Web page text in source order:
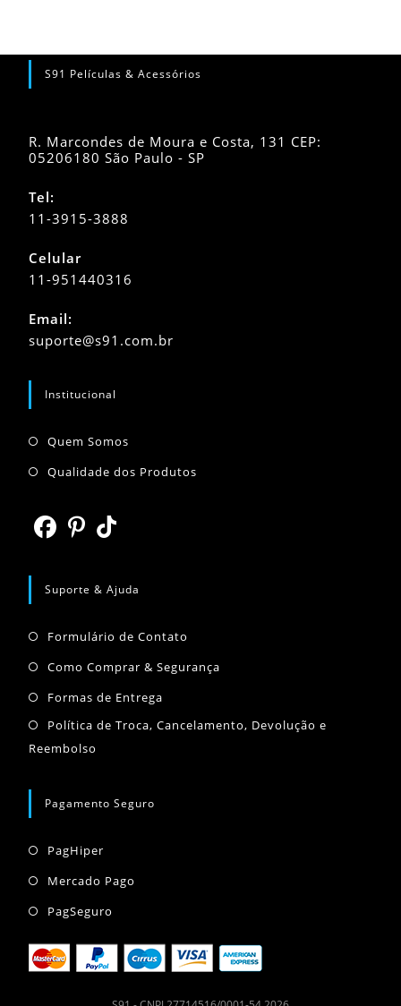
S91 Películas & Acessórios
R. Marcondes de Moura e Costa, 131 CEP:
05206180 São Paulo - SP
Tel:
11-3915-3888
Celular
11-951440316
em
seu
Email:
suporte@s91.com.brAbre
Institucional
Quem SomosAbre
Qualidade dos ProdutosAbre
em
nova
aba
em
nova
aba
em
nova
Suporte & Ajuda
Formulário de Contato
aba
Como Comprar & SegurançaAbre
Formas de EntregaAbre
em
Política de Troca, Cancelamento, Devolução e
Reembolso
Pagamento Seguro
PagHiperAbre
aba
Mercado Pago
nova
aba
PagSeguro
uma